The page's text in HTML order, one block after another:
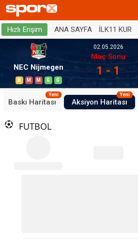
Hızlı Erişim ANA SAYFA İLK11 KUR
NEC Nijmegen
B M M G G
02.05.2026
Maç Sonu
1 - 1
Baskı Haritası
Yeni
Aksiyon Haritası
Yeni
FUTBOL